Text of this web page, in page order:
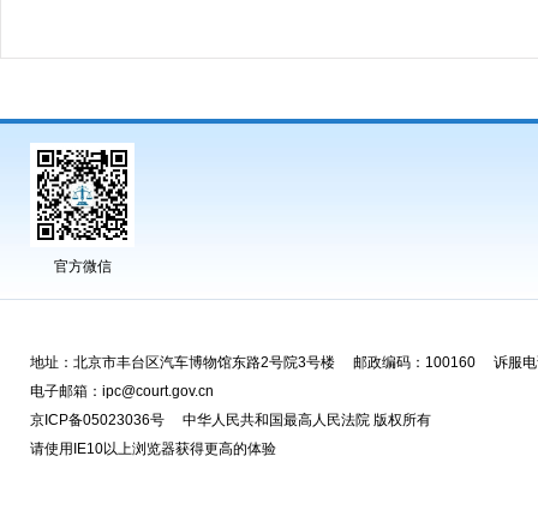
官方微信
地址：北京市丰台区汽车博物馆东路2号院3号楼 邮政编码：100160 诉服
电子邮箱：ipc@court.gov.cn
京ICP备05023036号 中华人民共和国最高人民法院 版权所有
请使用IE10以上浏览器获得更高的体验